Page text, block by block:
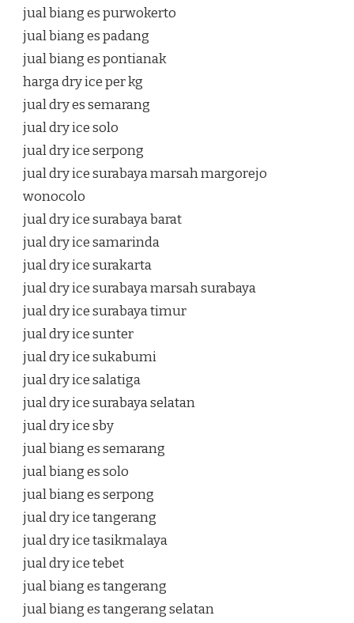
jual biang es purwokerto
jual biang es padang
jual biang es pontianak
harga dry ice per kg
jual dry es semarang
jual dry ice solo
jual dry ice serpong
jual dry ice surabaya marsah margorejo
wonocolo
jual dry ice surabaya barat
jual dry ice samarinda
jual dry ice surakarta
jual dry ice surabaya marsah surabaya
jual dry ice surabaya timur
jual dry ice sunter
jual dry ice sukabumi
jual dry ice salatiga
jual dry ice surabaya selatan
jual dry ice sby
jual biang es semarang
jual biang es solo
jual biang es serpong
jual dry ice tangerang
jual dry ice tasikmalaya
jual dry ice tebet
jual biang es tangerang
jual biang es tangerang selatan